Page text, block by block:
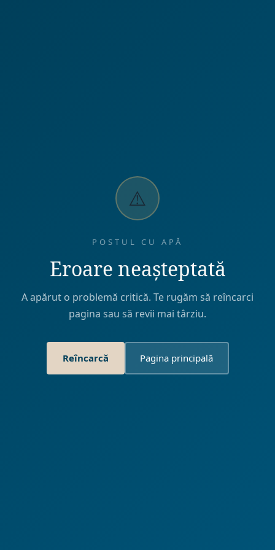
⚠️
POSTUL CU APĂ
Eroare neașteptată
A apărut o problemă critică. Te rugăm să reîncarci
pagina sau să revii mai târziu.
Reîncarcă Pagina principală